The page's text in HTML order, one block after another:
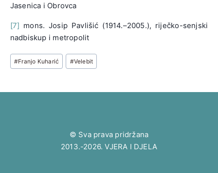
Jasenica i Obrovca
[7] mons. Josip Pavlišić (1914.–2005.), riječko-senjski
nadbiskup i metropolit
Post
Tags:
#Franjo Kuharić #Velebit
© Sva prava pridržana
2013.-2026. VJERA I DJELA